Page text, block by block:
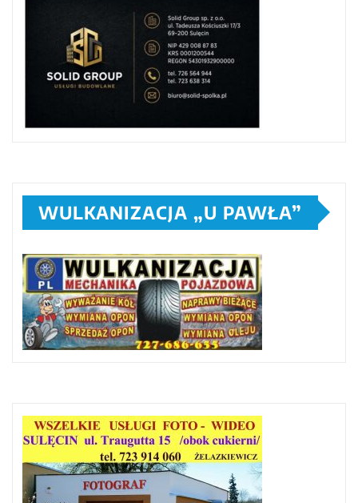
WULKANIZACJA „U PAWŁA”